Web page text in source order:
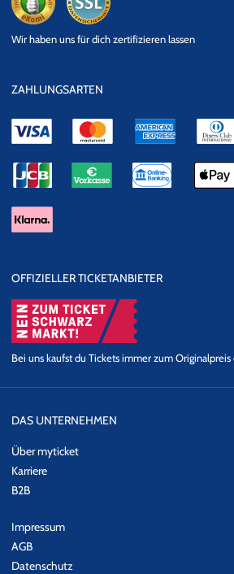
Datensicherheit
Wir haben uns für dich zertifizieren lassen
ZAHLUNGSARTEN
OFFIZIELLER TICKETANBIETER
Bei uns kaufst du Tickets immer zum
DAS UNTERNEHMEN
Über myticket
Karriere
B2B
Impressum
AGB
Datenschutz